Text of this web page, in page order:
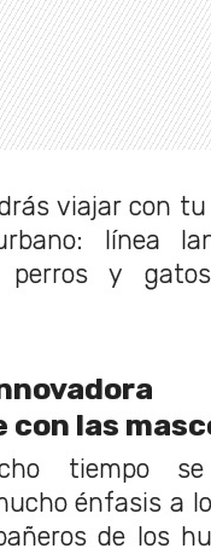
con las
tiempo
énfasis a
de los